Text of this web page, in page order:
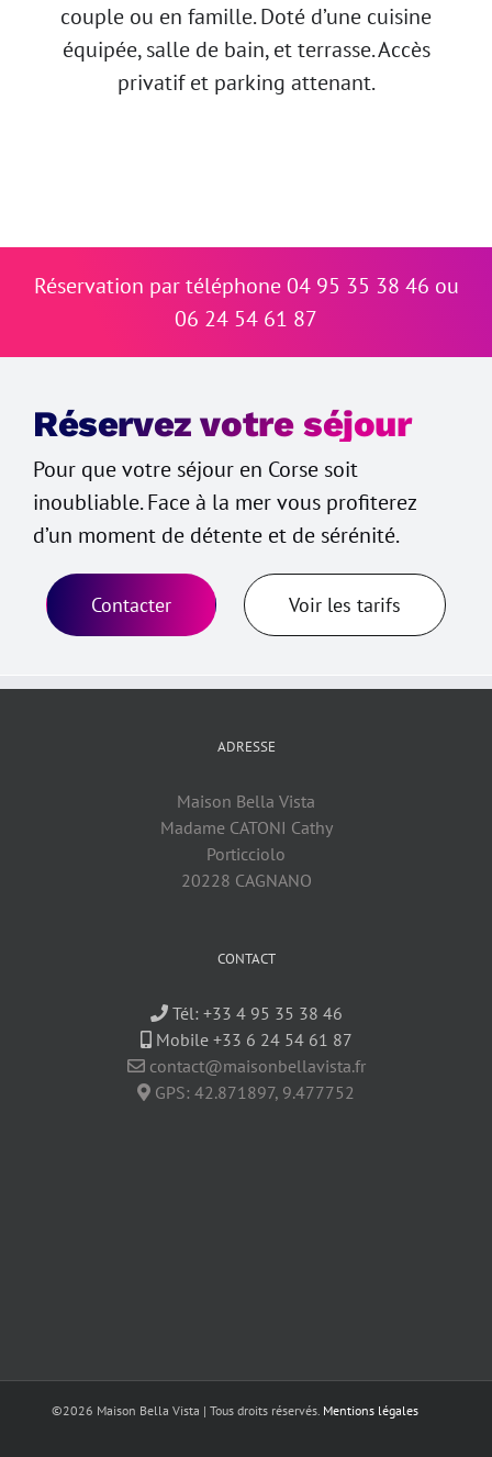
couple ou en famille. Doté d’une cuisine
équipée, salle de bain, et terrasse. Accès
privatif et parking attenant.
Réservation par téléphone04 95 35 38 46 ou
06 24 54 61 87
Réservez votre séjour
Pour que votre séjour en Corse soit
inoubliable. Face à la mer vous profiterez
d’un moment de détente et de sérénité.
Contacter Voir les tarifs
ADRESSE
Maison Bella Vista
Madame CATONI Cathy
Porticciolo
20228 CAGNANO
CONTACT
Tél: +33 4 95 35 38 46
Mobile +33 6 24 54 61 87
contact@maisonbellavista.fr
GPS: 42.871897, 9.477752
©2026 Maison Bella Vista | Tous droits réservés. Mentions légales